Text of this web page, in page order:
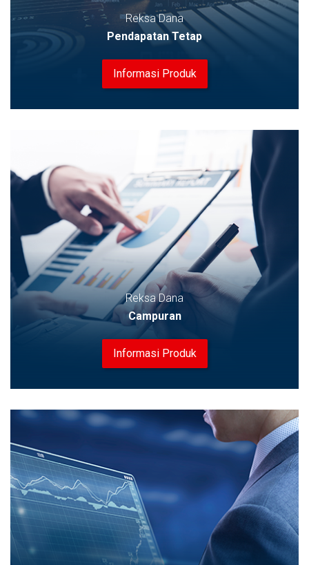
Reksa Dana
Pendapatan Tetap
Informasi Produk
Reksa Dana
Campuran
Informasi Produk